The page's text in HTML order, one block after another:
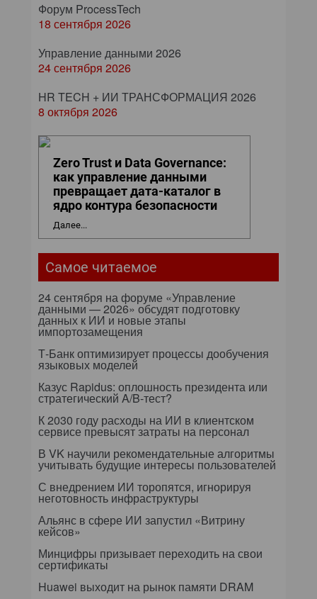
Форум ProcessTech
18 сентября 2026
Управление данными 2026
24 сентября 2026
HR TECH + ИИ ТРАНСФОРМАЦИЯ 2026
8 октября 2026
Zero Trust и Data Governance:
как управление данными
превращает дата-каталог в
ядро контура безопасности
Далее...
Самое читаемое
24 сентября на форуме «Управление
данными — 2026» обсудят подготовку
данных к ИИ и новые этапы
импортозамещения
Т-Банк оптимизирует процессы дообучения
языковых моделей
Казус Rapidus: оплошность президента или
стратегический A/B-тест?
К 2030 году расходы на ИИ в клиентском
сервисе превысят затраты на персонал
В VK научили рекомендательные алгоритмы
учитывать будущие интересы пользователей
С внедрением ИИ торопятся, игнорируя
неготовность инфраструктуры
Альянс в сфере ИИ запустил «Витрину
кейсов»
Минцифры призывает переходить на свои
сертификаты
Huawei выходит на рынок памяти DRAM